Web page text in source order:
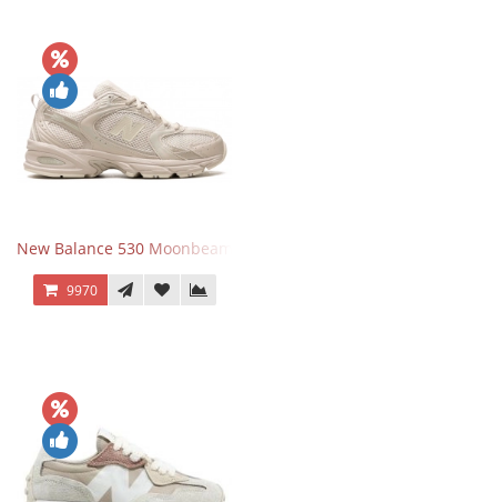
New Balance 530 Moonbeam Sea Salt
9970